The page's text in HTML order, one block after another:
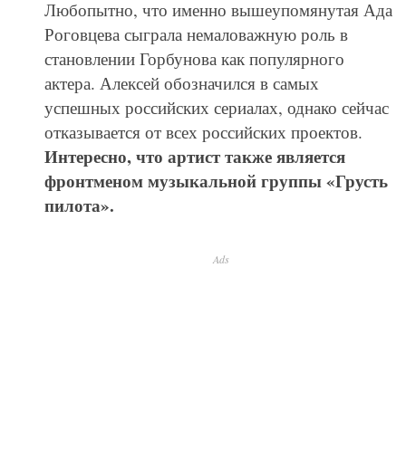
Любопытно, что именно вышеупомянутая Ада
Роговцева сыграла немаловажную роль в
становлении Горбунова как популярного
актера. Алексей обозначился в самых
успешных российских сериалах, однако сейчас
отказывается от всех российских проектов.
Интересно, что артист также является
фронтменом музыкальной группы «Грусть
пилота».
Ads